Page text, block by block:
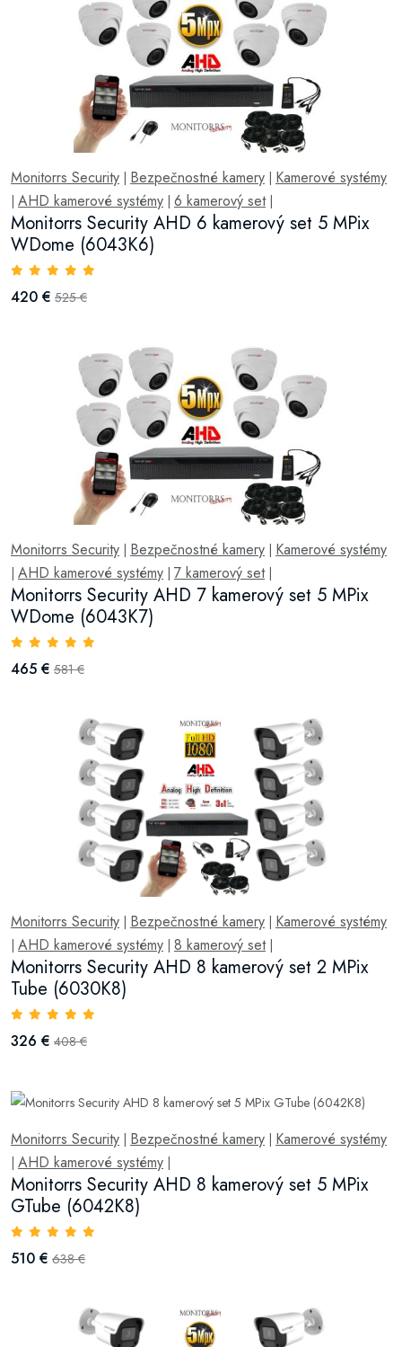
Monitorrs Security Bezpečnostné kamery Kamerové systémy
AHD kamerové systémy 6 kamerový set|
Monitorrs Security AHD 6 kamerový set 5 MPix
WDome (6043K6)
420 € 525 €
Monitorrs Security Bezpečnostné kamery Kamerové systémy
AHD kamerové systémy 7 kamerový set|
Monitorrs Security AHD 7 kamerový set 5 MPix
WDome (6043K7)
465 € 581 €
Monitorrs Security Bezpečnostné kamery Kamerové systémy
AHD kamerové systémy 8 kamerový set|
Monitorrs Security AHD 8 kamerový set 2 MPix
Tube (6030K8)
326 € 408 €
Monitorrs Security | Bezpečnostné kamery | Kamerové systémy
| AHD kamerové systémy |
Monitorrs Security AHD 8 kamerový set 5 MPix
GTube (6042K8)
510 € 638 €